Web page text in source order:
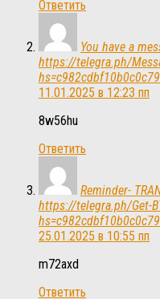
Ответить
You have a
https://telegra.ph/
11.01.2025 в 12:23 пп
8w56hu
Ответить
Reminder-
https://telegra.ph/Get-
25.01.2025 в 10:55 пп
m72axd
Ответить